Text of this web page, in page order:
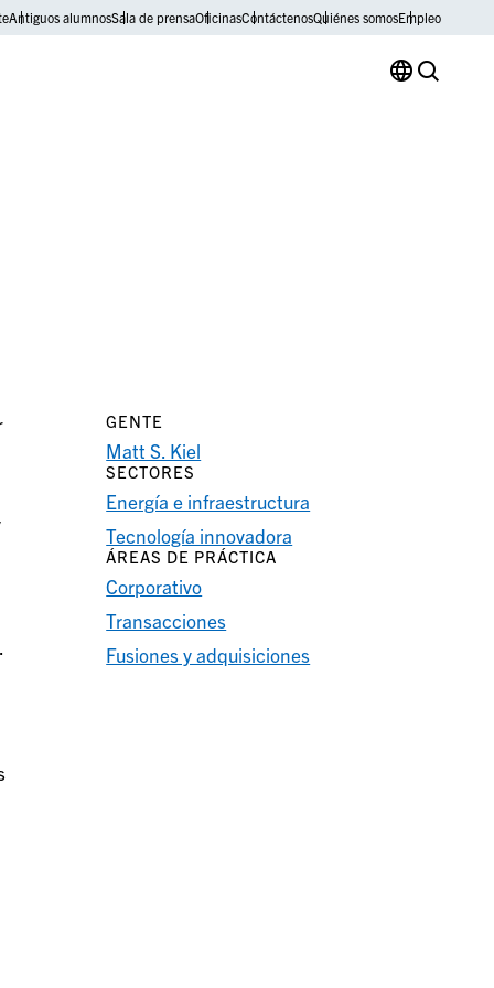
Antiguos alumnosSala de prensaOficinasContáctenosQuiénes somosEmpleo
GENTE
Matt S. Kiel
SECTORES
Energía e infraestructura
Tecnología innovadora
ÁREAS DE PRÁCTICA
Corporativo
Transacciones
Fusiones y adquisiciones